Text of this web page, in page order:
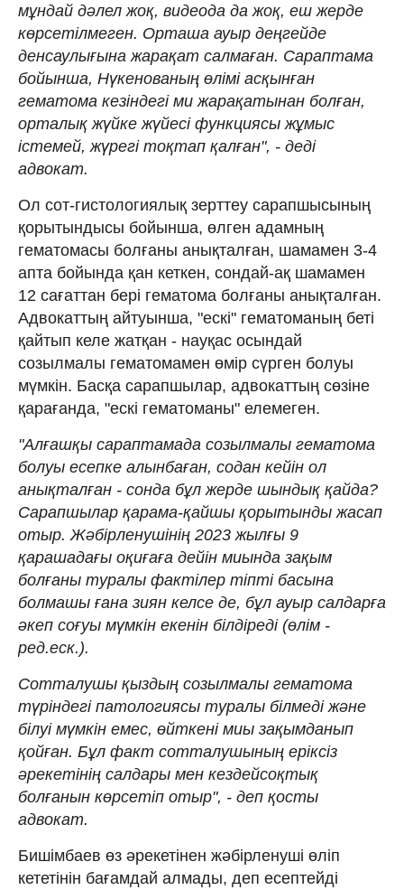
мұндай дәлел жоқ, видеода да жоқ, еш жерде
көрсетілмеген. Орташа ауыр деңгейде
денсаулығына жарақат салмаған. Сараптама
бойынша, Нүкенованың өлімі асқынған
гематома кезіндегі ми жарақатынан болған,
орталық жүйке жүйесі функциясы жұмыс
істемей, жүрегі тоқтап қалған", - деді
адвокат.
Ол сот-гистологиялық зерттеу сарапшысының
қорытындысы бойынша, өлген адамның
гематомасы болғаны анықталған, шамамен 3-4
апта бойында қан кеткен, сондай-ақ шамамен
12 сағаттан бері гематома болғаны анықталған.
Адвокаттың айтуынша, "ескі" гематоманың беті
қайтып келе жатқан - науқас осындай
созылмалы гематомамен өмір сүрген болуы
мүмкін. Басқа сарапшылар, адвокаттың сөзіне
қарағанда, "ескі гематоманы" елемеген.
"Алғашқы сараптамада созылмалы гематома
болуы есепке алынбаған, содан кейін ол
анықталған - сонда бұл жерде шындық қайда?
Сарапшылар қарама-қайшы қорытынды жасап
отыр. Жәбірленушінің 2023 жылғы 9
қарашадағы оқиғаға дейін миында зақым
болғаны туралы фактілер тіпті басына
болмашы ғана зиян келсе де, бұл ауыр салдарға
әкеп соғуы мүмкін екенін білдіреді (өлім -
ред.еск.).
Сотталушы қыздың созылмалы гематома
түріндегі патологиясы туралы білмеді және
білуі мүмкін емес, өйткені миы зақымданып
қойған. Бұл факт сотталушының еріксіз
әрекетінің салдары мен кездейсоқтық
болғанын көрсетіп отыр", - деп қосты
адвокат.
Бишімбаев өз әрекетінен жәбірленуші өліп
кететінін бағамдай алмады, деп есептейді